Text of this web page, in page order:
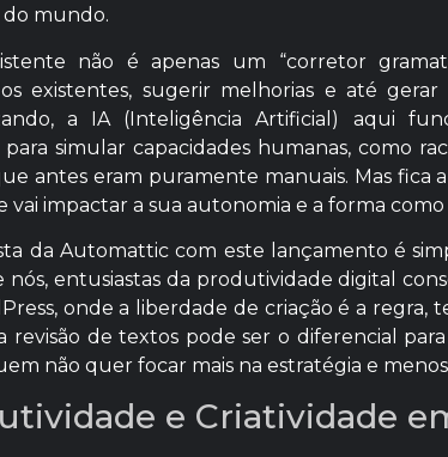
mundo.
não é apenas um “corretor
existentes, sugerir melhorias e até
a IA (Inteligência Artificial) aqui
simular capacidades humanas, como
antes eram puramente manuais. Mas fica
vai impactar a sua autonomia e a forma
da Automattic com este lançamento é
nós, entusiastas da produtividade digital
onde a liberdade de criação é a regra,
revisão de textos pode ser o diferencial
não quer focar mais na estratégia e
e Criatividade